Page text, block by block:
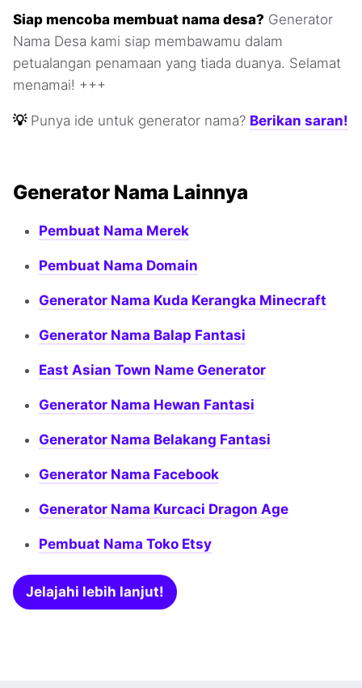
Siap mencoba membuat nama desa? Generator
Nama Desa kami siap membawamu dalam
petualangan penamaan yang tiada duanya. Selamat
menamai! +++
💡 Punya ide untuk generator nama? Berikan saran!
Generator Nama Lainnya
Pembuat Nama Merek
Pembuat Nama Domain
Generator Nama Kuda Kerangka Minecraft
Generator Nama Balap Fantasi
East Asian Town Name Generator
Generator Nama Hewan Fantasi
Generator Nama Belakang Fantasi
Generator Nama Facebook
Generator Nama Kurcaci Dragon Age
Pembuat Nama Toko Etsy
Jelajahi lebih lanjut!